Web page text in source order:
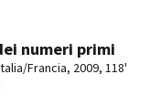
numeri primi
Francia, 2009, 118'